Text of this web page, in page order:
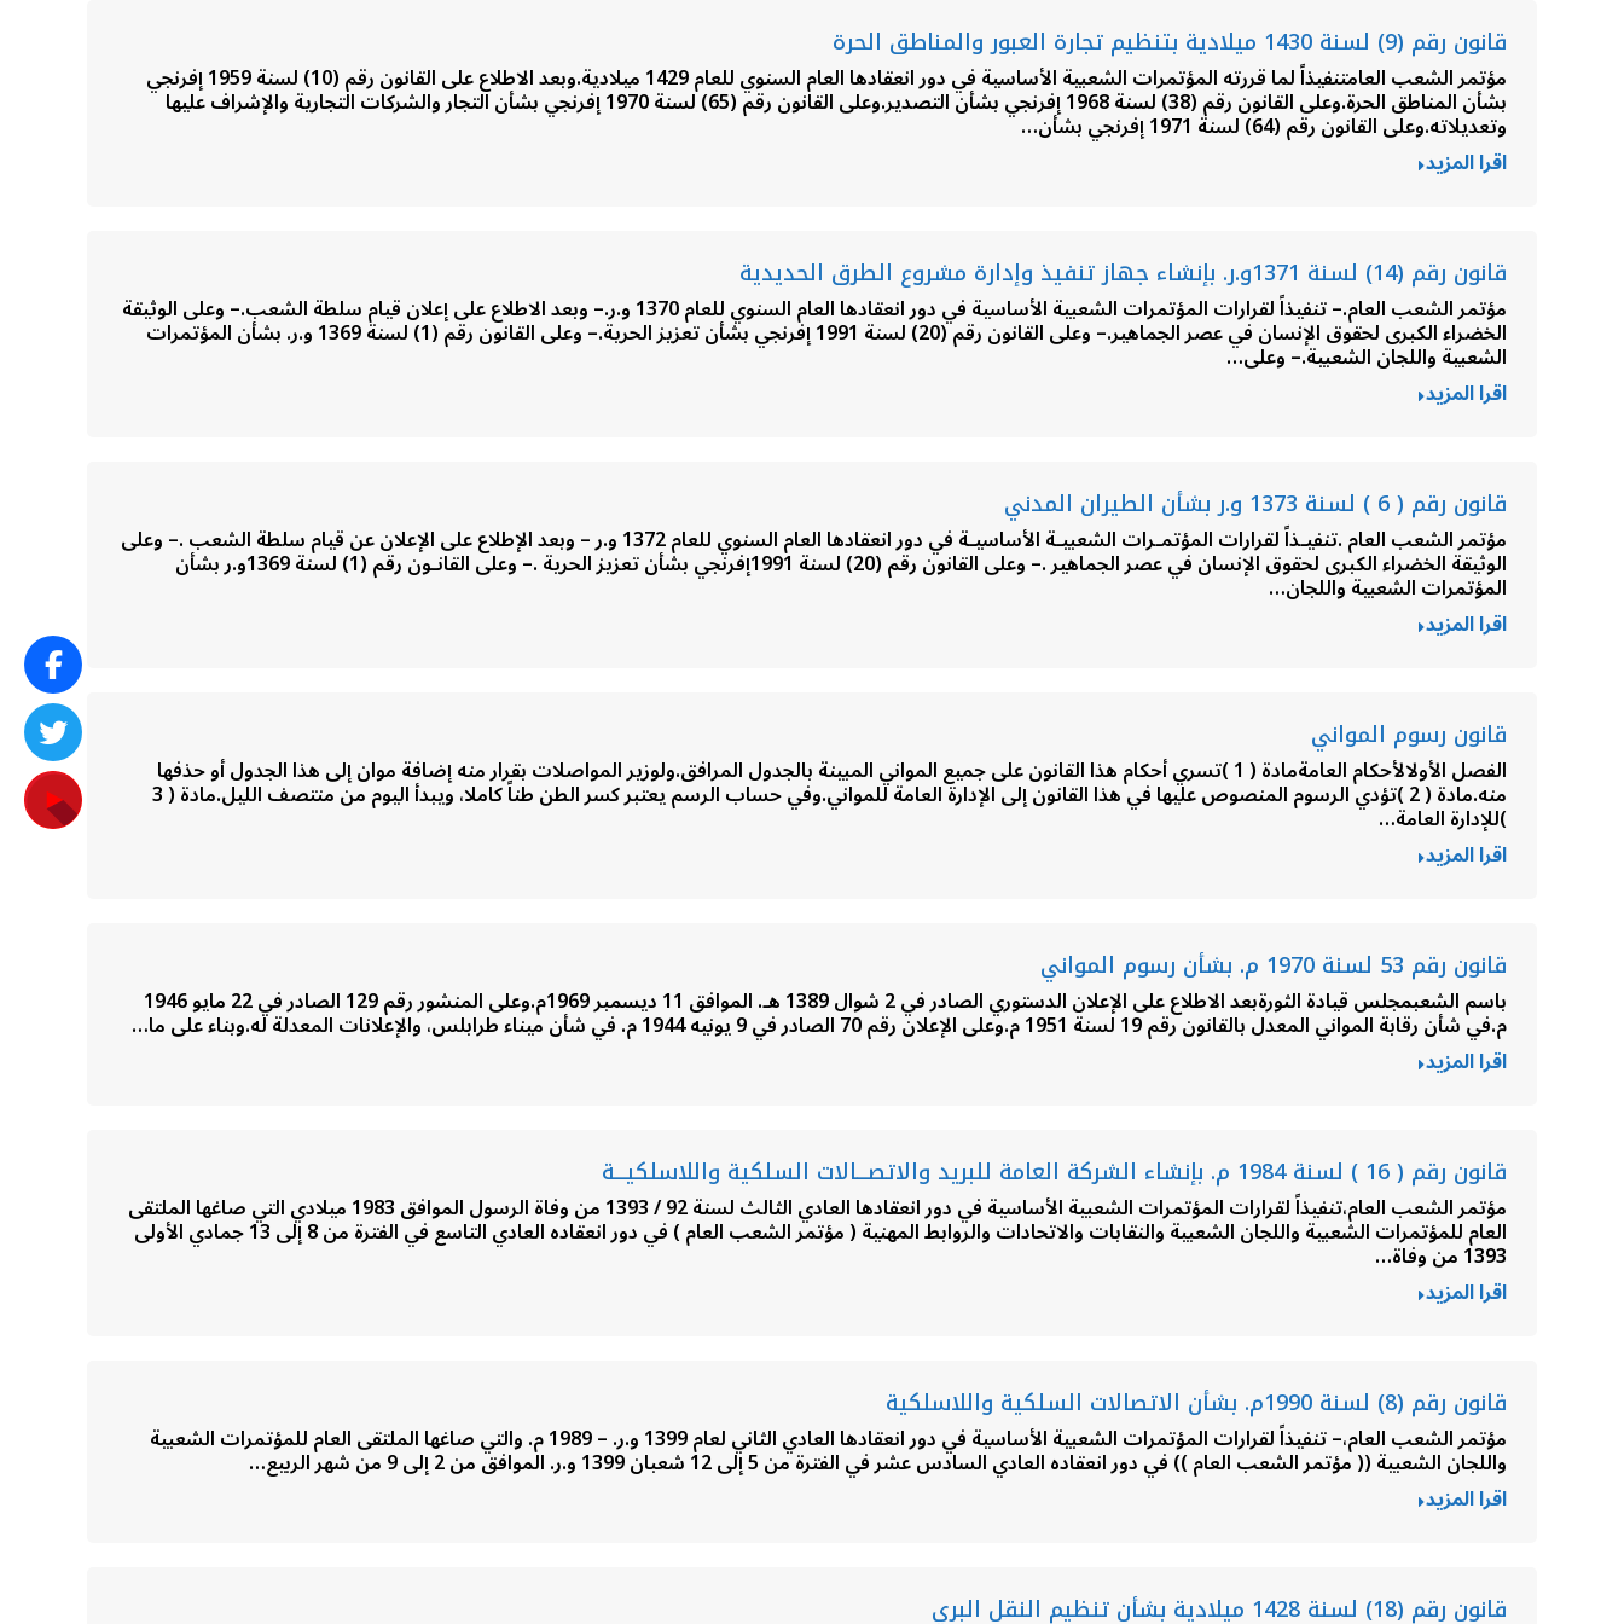
قانون رقم (9) لسنة 1430 ميلادية بتنظيم تجارة العبور والمناطق الحرة
مؤتمر الشعب العامتنفيذاً لما قررته المؤتمرات الشعبية الأساسية في دور انعقادها العام السنوي للعام 1429 ميلادية.وبعد الاطلاع على القانون رقم (10) لسنة 1959 إفرنجي
بشأن المناطق الحرة.وعلى القانون رقم (38) لسنة 1968 إفرنجي بشأن التصدير.وعلى القانون رقم (65) لسنة 1970 إفرنجي بشأن التجار والشركات التجارية والإشراف عليها
وتعديلاته.وعلى القانون رقم (64) لسنة 1971 إفرنجي بشأن…
اقرا المزيد
قانون رقم (14) لسنة 1371و.ر. بإنشاء جهاز تنفيذ وإدارة مشروع الطرق الحديدية
مؤتمر الشعب العام.– تنفيذاً لقرارات المؤتمرات الشعبية الأساسية في دور انعقادها العام السنوي للعام 1370 و.ر.– وبعد الاطلاع على إعلان قيام سلطة الشعب.– وعلى الوثيقة
الخضراء الكبرى لحقوق الإنسان في عصر الجماهير.– وعلى القانون رقم (20) لسنة 1991 إفرنجي بشأن تعزيز الحرية.– وعلى القانون رقم (1) لسنة 1369 و.ر. بشأن المؤتمرات
الشعبية واللجان الشعبية.– وعلى…
اقرا المزيد
قانون رقم ( 6 ) لسنة 1373 و.ر بشأن الطيران المدني
مؤتمر الشعب العام .تنفيـذاً لقرارات المؤتمـرات الشعبيـة الأساسيـة في دور انعقادها العام السنوي للعام 1372 و.ر – وبعد الإطلاع على الإعلان عن قيام سلطة الشعب .– وعلى
الوثيقة الخضراء الكبرى لحقوق الإنسان في عصر الجماهير .– وعلى القانون رقم (20) لسنة 1991إفرنجي بشأن تعزيز الحرية .– وعلى القانـون رقم (1) لسنة 1369و.ر بشأن
المؤتمرات الشعبية واللجان…
اقرا المزيد
قانون رسوم المواني
الفصل الأولالأحكام العامةمادة ( 1 )تسري أحكام هذا القانون على جميع المواني المبينة بالجدول المرافق.ولوزير المواصلات بقرار منه إضافة موان إلى هذا الجدول أو حذفها
منه.مادة ( 2 )تؤدي الرسوم المنصوص عليها في هذا القانون إلى الإدارة العامة للمواني.وفي حساب الرسم يعتبر كسر الطن طناً كاملا، ويبدأ اليوم من منتصف الليل.مادة ( 3
)للإدارة العامة…
اقرا المزيد
قانون رقم 53 لسنة 1970 م. بشأن رسوم المواني
باسم الشعبمجلس قيادة الثورةبعد الاطلاع على الإعلان الدستوري الصادر في 2 شوال 1389 هـ. الموافق 11 ديسمبر 1969م.وعلى المنشور رقم 129 الصادر في 22 مايو 1946
م.في شأن رقابة المواني المعدل بالقانون رقم 19 لسنة 1951 م.وعلى الإعلان رقم 70 الصادر في 9 يونيه 1944 م. في شأن ميناء طرابلس، والإعلانات المعدلة له.وبناء على ما…
اقرا المزيد
قانون رقم ( 16 ) لسنة 1984 م. بإنشاء الشركة العامة للبريد والاتصـــالات السلكية واللاسلكيـــة
مؤتمر الشعب العام،تنفيذاً لقرارات المؤتمرات الشعبية الأساسية في دور انعقادها العادي الثالث لسنة 92 / 1393 من وفاة الرسول الموافق 1983 ميلادي التي صاغها الملتقى
العام للمؤتمرات الشعبية واللجان الشعبية والنقابات والاتحادات والروابط المهنية ( مؤتمر الشعب العام ) في دور انعقاده العادي التاسع في الفترة من 8 إلى 13 جمادي الأولى
1393 من وفاة…
اقرا المزيد
قانون رقم (8) لسنة 1990م. بشأن الاتصالات السلكية واللاسلكية
مؤتمر الشعب العام،– تنفيذاً لقرارات المؤتمرات الشعبية الأساسية في دور انعقادها العادي الثاني لعام 1399 و.ر. – 1989 م. والتي صاغها الملتقى العام للمؤتمرات الشعبية
واللجان الشعبية (( مؤتمر الشعب العام )) في دور انعقاده العادي السادس عشر في الفترة من 5 إلى 12 شعبان 1399 و.ر. الموافق من 2 إلى 9 من شهر الربيع…
اقرا المزيد
قانون رقم (18) لسنة 1428 ميلادية بشأن تنظيم النقل البري